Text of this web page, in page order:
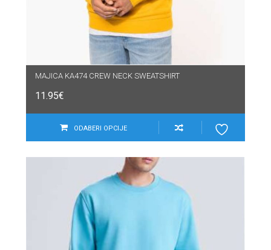
MAJICA KA474 CREW NECK SWEATSHIRT
11.95€
ODABERI OPCIJE